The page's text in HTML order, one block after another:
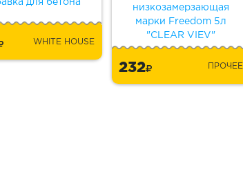
для бетона
WHITE HOUSE
низкозамерзающая
марки Freedom 5л
"CLEAR VIEV"
232 ПРОЧЕЕ